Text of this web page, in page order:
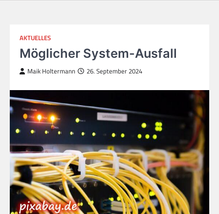
AKTUELLES
Möglicher System-Ausfall
Maik Holtermann 26. September 2024